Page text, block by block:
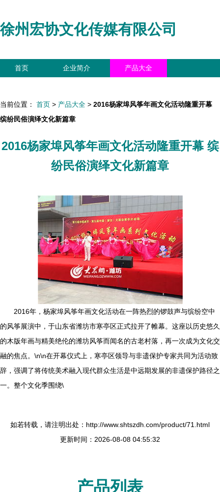
徐州宏协文化传媒有限公司
首页 企业简介 产品大全
当前位置： 首页 > 产品大全 > 2016杨家埠风筝年画文化活动隆重开幕
缤纷民俗演绎文化新篇章
2016杨家埠风筝年画文化活动隆重开幕 缤
纷民俗演绎文化新篇章
2016年，杨家埠风筝年画文化活动在一阵热烈的锣鼓声与缤纷空中
的风筝展演中，于山东省潍坊市寒亭区正式拉开了帷幕。这座以历史悠久
的木版年画与精美绝伦的潍坊风筝而闻名的古老村落，再一次成为文化交
融的焦点。\n\n在开幕仪式上，寒亭区领导与非遗保护专家共同为活动致
辞，强调了将传统美术融入现代群众生活是中远期发展的非遗保护路径之
一。整个文化季围绕\
如若转载，请注明出处：http://www.shtszdh.com/product/71.html
更新时间：2026-08-08 04:55:32
产品列表